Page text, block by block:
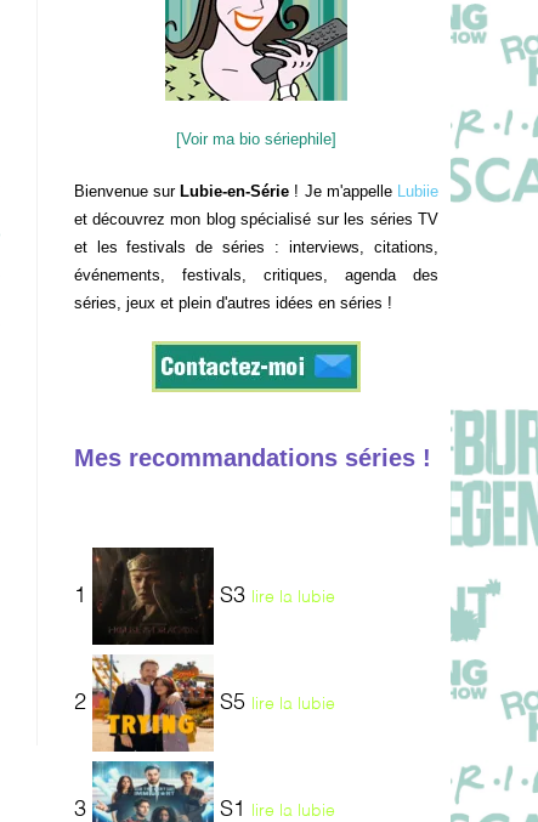
[Voir ma bio sériephile]
Bienvenue sur Lubie-en-Série ! Je m'appelle Lubiie
et découvrez mon blog spécialisé sur les séries TV
et les festivals de séries : interviews, citations,
événements, festivals, critiques, agenda des
séries, jeux et plein d'autres idées en séries !
Mes recommandations séries !
1 S3 lire la lubie
2 S5 lire la lubie
3 S1 lire la lubie